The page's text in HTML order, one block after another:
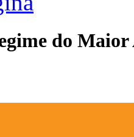
do